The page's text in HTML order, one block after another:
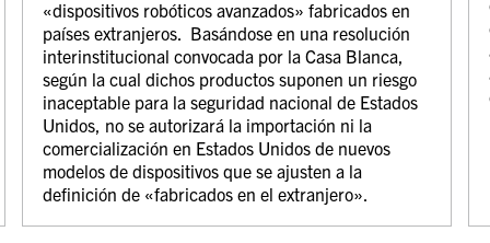
«dispositivos robóticos avanzados» fabricados en
países extranjeros. Basándose en una resolución
interinstitucional convocada por la Casa Blanca,
según la cual dichos productos suponen un riesgo
inaceptable para la seguridad nacional de Estados
Unidos, no se autorizará la importación ni la
comercialización en Estados Unidos de nuevos
modelos de dispositivos que se ajusten a la
definición de «fabricados en el extranjero».